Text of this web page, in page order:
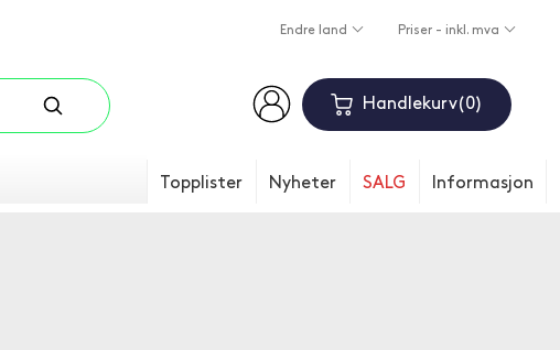
Endre land Priser - inkl. mva
Handlekurv 0
Topplister Nyheter SALG Informasjon